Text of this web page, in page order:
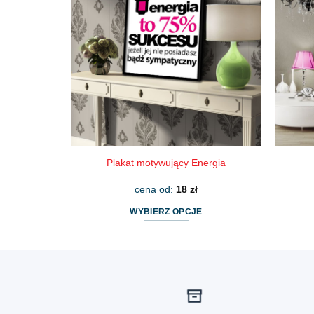
Opcje
można
wybrać
na
stronie
produktu
Plakat motywujący Energia
cena od: 18 zł
WYBIERZ OPCJE
wariantów.